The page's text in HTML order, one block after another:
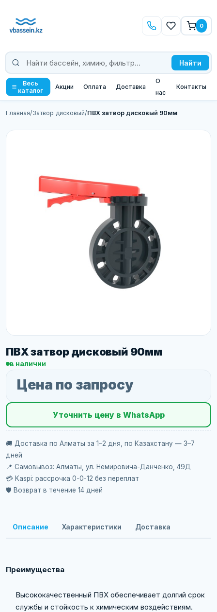
Найти
0
Весь
каталог
Акции Оплата Доставка
О
нас
Контакты
Главная/Затвор дисковый/ПВХ затвор дисковый 90мм
ПВХ затвор дисковый 90мм
в наличии
Цена по запросу
Уточнить цену в WhatsApp
🚚 Доставка по Алматы за 1–2 дня, по Казахстану — 3–7
дней
📍 Самовывоз: Алматы, ул. Немировича-Данченко, 49Д
💳 Kaspi: рассрочка 0-0-12 без переплат
🛡️ Возврат в течение 14 дней
Описание Характеристики Доставка
Преимущества
Высококачественный ПВХ обеспечивает долгий срок
службы и стойкость к химическим воздействиям.